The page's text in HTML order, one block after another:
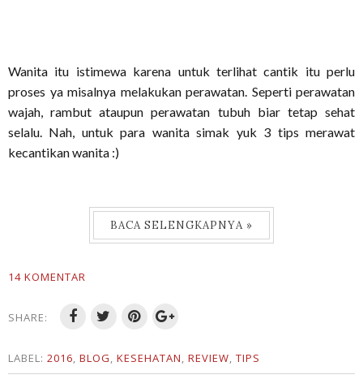
Wanita itu istimewa karena untuk terlihat cantik itu perlu
proses ya misalnya melakukan perawatan. Seperti perawatan
wajah, rambut ataupun perawatan tubuh biar tetap sehat
selalu. Nah, untuk para wanita simak yuk 3 tips merawat
kecantikan wanita :)
BACA SELENGKAPNYA »
14 KOMENTAR
SHARE:
LABEL: 2016, BLOG, KESEHATAN, REVIEW, TIPS